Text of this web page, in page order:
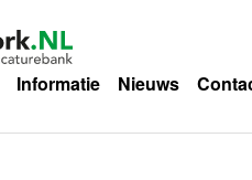
Informatie Nieuws